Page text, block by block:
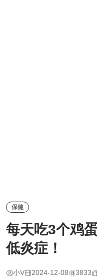
保健
每天吃3个鸡
低炎症！
小V 2024-12-08 3833